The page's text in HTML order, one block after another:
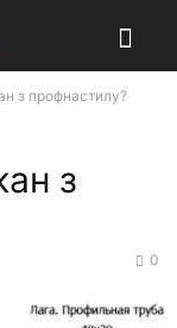
з профнастилу?
з
0